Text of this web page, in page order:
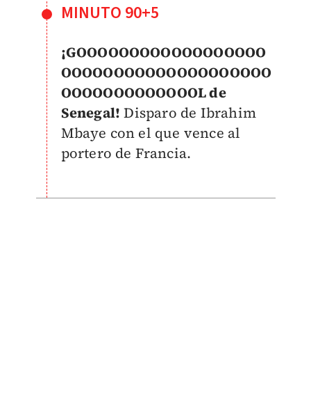
MINUTO 90+5
¡GOOOOOOOOOOOOOOOOOO
OOOOOOOOOOOOOOOOOOOO
OOOOOOOOOOOOOL de
Senegal! Disparo de Ibrahim
Mbaye con el que vence al
portero de Francia.